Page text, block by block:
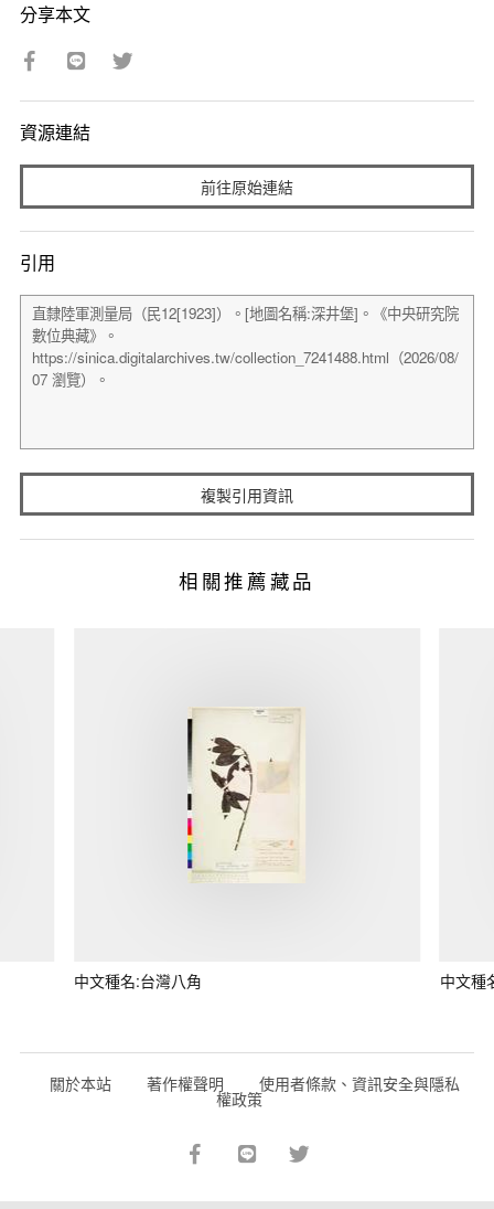
分享本文
資源連結
前往原始連結
引用
複製引用資訊
相關推薦藏品
中文種名:台灣八角 中文種
關於本站 著作權聲明 使用者條款、資訊安全與隱私
權政策